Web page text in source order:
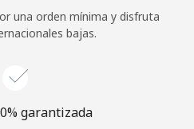
una orden mínima y disfruta
bajas.
garantizada